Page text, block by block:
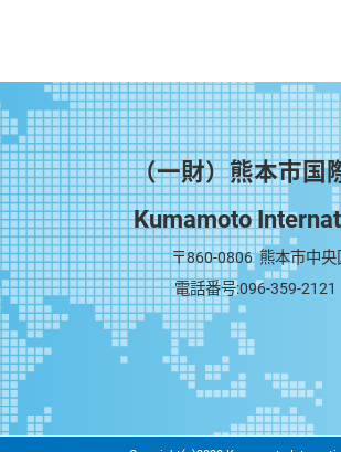
（一財）熊本市国
Kumamoto
〒860-0806 熊本市中
電話番号:096-359-2121